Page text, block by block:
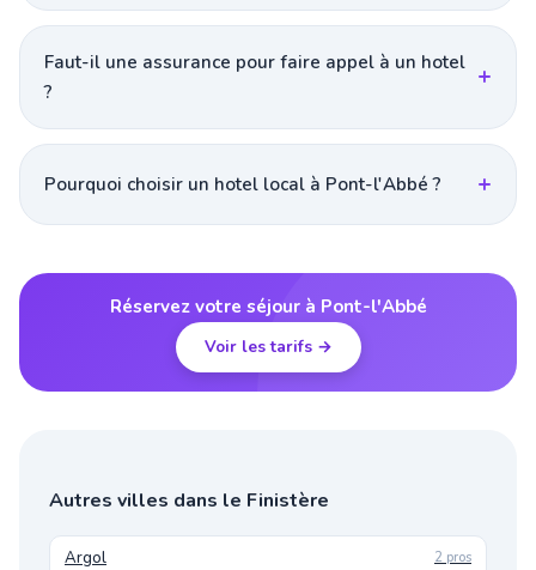
Faut-il une assurance pour faire appel à un hotel
?
Pourquoi choisir un hotel local à Pont-l'Abbé ?
Réservez votre séjour à Pont-l'Abbé
Voir les tarifs →
Autres villes dans le Finistère
Argol 2 pros